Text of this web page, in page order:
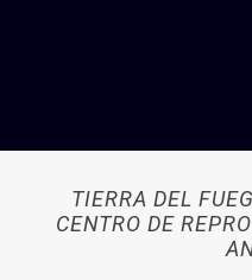
TIERRA DEL
CENTRO DE